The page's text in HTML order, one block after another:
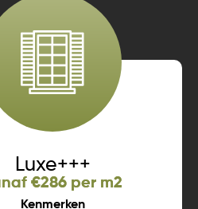
Luxe+++
€286 per m2
Kenmerken